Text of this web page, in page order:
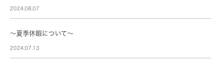
2024.08.07
～夏季休暇について～
2024.07.13